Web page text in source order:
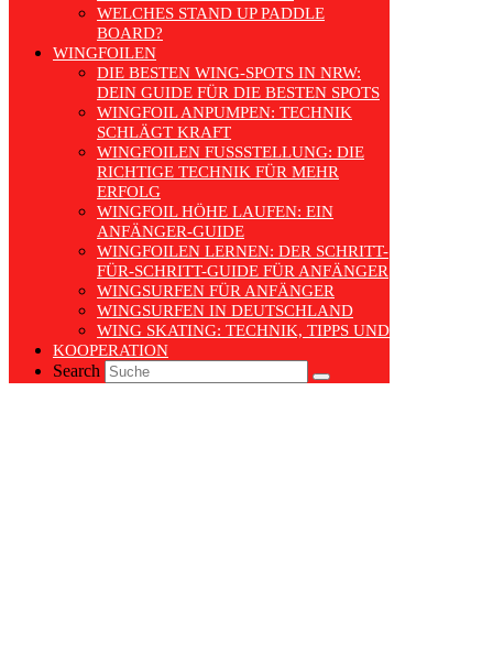
WELCHES STAND UP PADDLE
BOARD?
WINGFOILEN
DIE BESTEN WING-SPOTS IN NRW:
DEIN GUIDE FÜR DIE BESTEN SPOTS
WINGFOIL ANPUMPEN: TECHNIK
SCHLÄGT KRAFT
WINGFOILEN FUSSSTELLUNG: DIE R
ICHTIGE TECHNIK FÜR MEHR E
RFOLG
WINGFOIL HÖHE LAUFEN: EIN
ANFÄNGER-GUIDE
WINGFOILEN LERNEN: DER SCHRITT-
FÜR-SCHRITT-GUIDE FÜR ANFÄNGER
WINGSURFEN FÜR ANFÄNGER
WINGSURFEN IN DEUTSCHLAND
WING SKATING: TECHNIK, TIPPS UND TRENDS
KOOPERATION
Search